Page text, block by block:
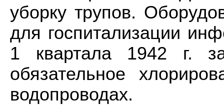
уборку трупов.
для госпитализации
1 квартала 1942 г.
обязательное
водопроводах.